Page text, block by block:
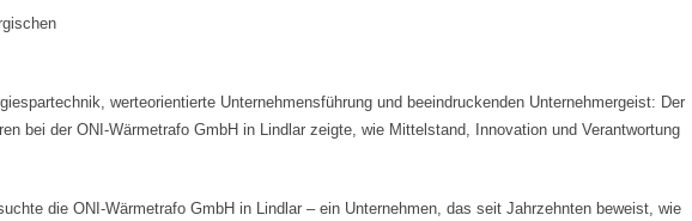
werteorientierte Unternehmensführung und beeindruckenden Unternehmergeist: Der
bei der ONI-Wärmetrafo GmbH in Lindlar zeigte, wie Mittelstand, Innovation und Verantwortung
die ONI-Wärmetrafo GmbH in Lindlar – ein Unternehmen, das seit Jahrzehnten beweist, wie